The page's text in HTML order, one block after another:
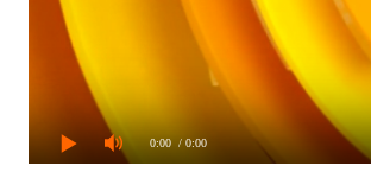
0:00 / 0:00